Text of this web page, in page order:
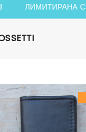
ЛИМИТИРАНА